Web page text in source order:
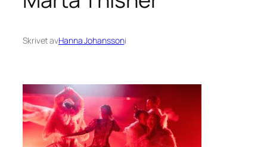
Skrivet avHanna Johanssoni